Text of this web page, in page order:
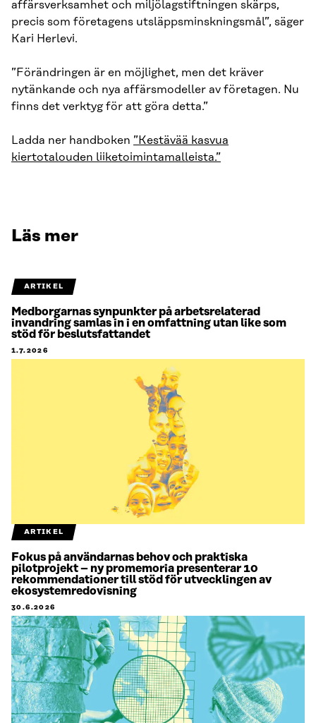
affärsverksamhet och miljölagstiftningen skärps,
precis som företagens utsläppsminskningsmål”, säger
Kari Herlevi.
”Förändringen är en möjlighet, men det kräver
nytänkande och nya affärsmodeller av företagen. Nu
finns det verktyg för att göra detta.”
Ladda ner handboken ”Kestävää kasvua
kiertotalouden liiketoimintamalleista.”
Läs mer
ARTIKEL
Medborgarnas synpunkter på arbetsrelaterad
invandring samlas in i en omfattning utan like som
stöd för beslutsfattandet
1.7.2026
ARTIKEL
Fokus på användarnas behov och praktiska
pilotprojekt – ny promemoria presenterar 10
rekommendationer till stöd för utvecklingen av
ekosystemredovisning
30.6.2026